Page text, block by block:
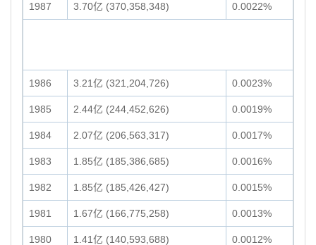
1987 3.70亿 (370,358,348) 0.0022%
1986 3.21亿 (321,204,726) 0.0023%
1985 2.44亿 (244,452,626) 0.0019%
1984 2.07亿 (206,563,317) 0.0017%
1983 1.85亿 (185,386,685) 0.0016%
1982 1.85亿 (185,426,427) 0.0015%
1981 1.67亿 (166,775,258) 0.0013%
1980 1.41亿 (140,593,688) 0.0012%